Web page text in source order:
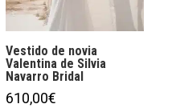
Este
Vestido de novia
Valentina de Silvia
Navarro Bridal
610,00€